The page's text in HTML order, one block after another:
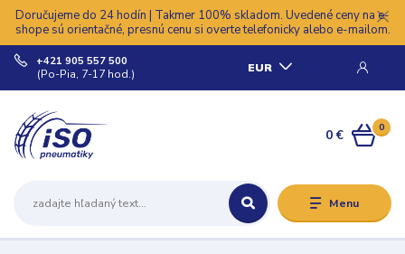
Doručujeme do 24 hodín | Takmer 100% skladom. Uvedené ceny na e-
shope sú orientačné, presnú cenu si overte telefonicky alebo e-mailom.
Menu
EUR
+421 905 557 500
(Po-Pia, 7-17 hod.)
0
0 €